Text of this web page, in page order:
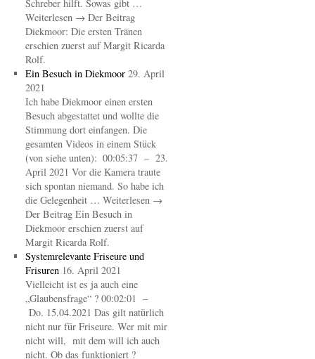
Schreber hilft. Sowas gibt …
Weiterlesen → Der Beitrag
Diekmoor: Die ersten Tränen
erschien zuerst auf Margit Ricarda
Rolf.
Ein Besuch in Diekmoor 29. April
2021
Ich habe Diekmoor einen ersten
Besuch abgestattet und wollte die
Stimmung dort einfangen. Die
gesamten Videos in einem Stück
(von siehe unten): 00:05:37 – 23.
April 2021 Vor die Kamera traute
sich spontan niemand. So habe ich
die Gelegenheit … Weiterlesen →
Der Beitrag Ein Besuch in
Diekmoor erschien zuerst auf
Margit Ricarda Rolf.
Systemrelevante Friseure und
Frisuren 16. April 2021
Vielleicht ist es ja auch eine
„Glaubensfrage“ ? 00:02:01 –
Do. 15.04.2021 Das gilt natürlich
nicht nur für Friseure. Wer mit mir
nicht will, mit dem will ich auch
nicht. Ob das funktioniert ?